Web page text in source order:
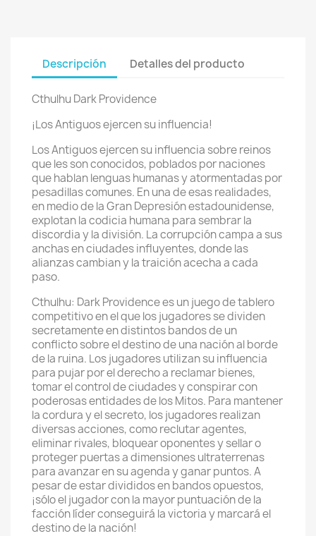
Descripción Detalles del producto
Cthulhu Dark Providence
¡Los Antiguos ejercen su influencia!
Los Antiguos ejercen su influencia sobre reinos
que les son conocidos, poblados por naciones
que hablan lenguas humanas y atormentadas por
pesadillas comunes. En una de esas realidades,
en medio de la Gran Depresión estadounidense,
explotan la codicia humana para sembrar la
discordia y la división. La corrupción campa a sus
anchas en ciudades influyentes, donde las
alianzas cambian y la traición acecha a cada
paso.
Cthulhu: Dark Providence es un juego de tablero
competitivo en el que los jugadores se dividen
secretamente en distintos bandos de un
conflicto sobre el destino de una nación al borde
de la ruina. Los jugadores utilizan su influencia
para pujar por el derecho a reclamar bienes,
tomar el control de ciudades y conspirar con
poderosas entidades de los Mitos. Para mantener
la cordura y el secreto, los jugadores realizan
diversas acciones, como reclutar agentes,
eliminar rivales, bloquear oponentes y sellar o
proteger puertas a dimensiones ultraterrenas
para avanzar en su agenda y ganar puntos. A
pesar de estar divididos en bandos opuestos,
¡sólo el jugador con la mayor puntuación de la
facción líder conseguirá la victoria y marcará el
destino de la nación!